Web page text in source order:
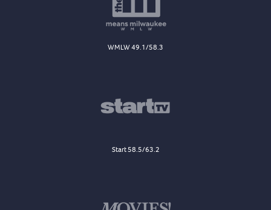
WMLW 49.1/58.3
Start 58.5/63.2